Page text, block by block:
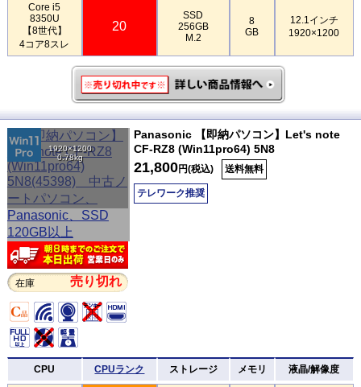
Core i5
8350U
【8世代】
4コア8スレ
20
SSD
256GB
M.2
8
GB
12.1インチ
1920×1200
1920×1200
0.78kg
在庫 売り切れ
Panasonic 【即納パソコン】Let's note
CF-RZ8 (Win11pro64) 5N8
21,800円(税込) 送料無料
テレワーク推奨
CPU CPUランク ストレージ メモリ 液晶/解像度